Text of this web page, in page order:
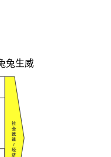
兔生威